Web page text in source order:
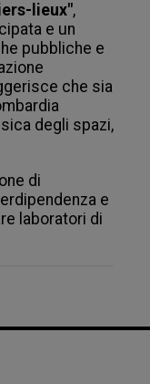
lieux",
e un
pubbliche e
che sia
degli spazi,
di
e
laboratori di